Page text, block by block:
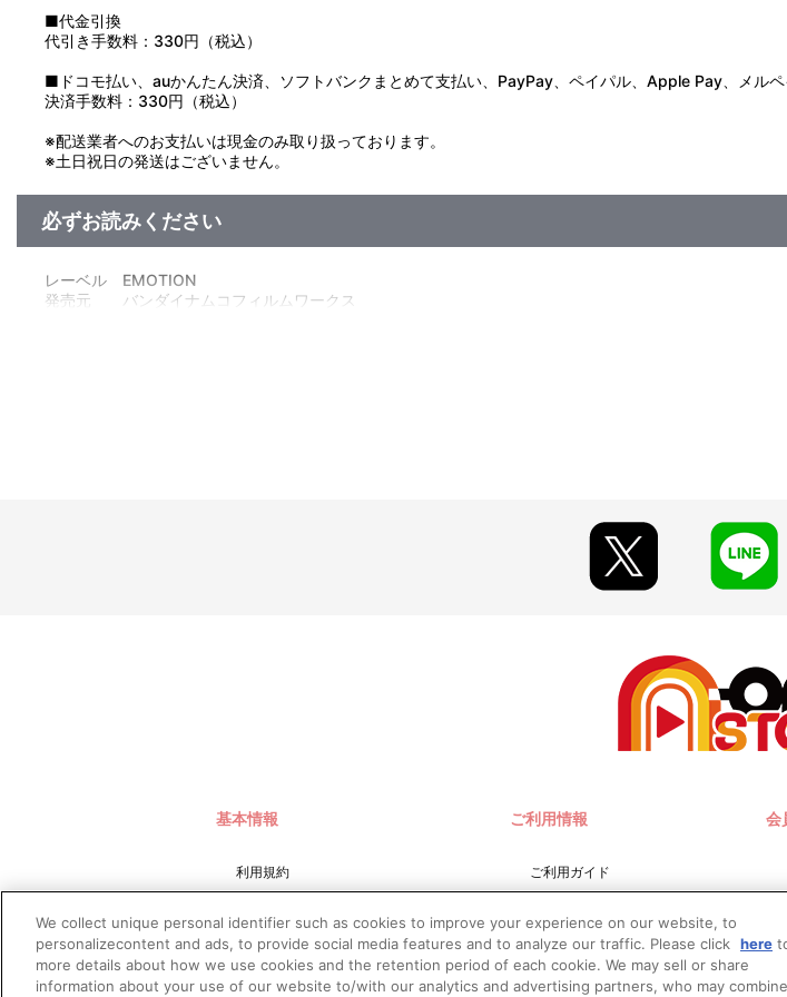
■代金引換
代引き手数料：330円（税込）
■ドコモ払い、auかんたん決済、ソフトバンクまとめて支払い、PayPay、ペイパル、Apple Pay、メル
決済手数料：330円（税込）
※配送業者へのお支払いは現金のみ取り扱っております。
※土日祝日の発送はございません。
必ずお読みください
レーベル EMOTION
発売元 バンダイナムコフィルムワークス
基本情報
利用規約
プライバシーポリシー
プライバシーオプション
ご利用情報
ご利用ガイド
お問い合わせ
推奨環境
会
We collect unique personal identifier such as cookies to improve your experience on our website, to
personalizecontent and ads, to provide social media features and to analyze our traffic. Please click here
more details about how we use cookies and the retention period of each cookie. We may sell or share
information about your use of our website to/with our analytics and advertising partners, who may